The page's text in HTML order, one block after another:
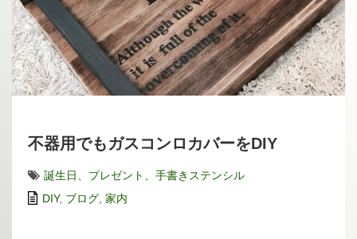
不器用でもガスコンロカバーをDIY
誕生日、プレゼント、手書きステンシル
DIY, ブログ 家内